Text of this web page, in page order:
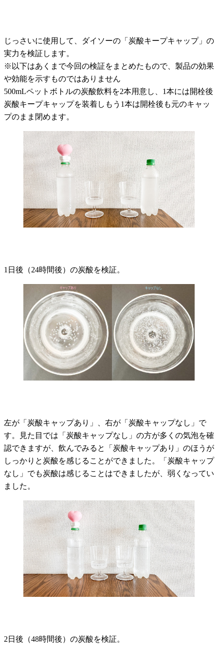
じっさいに使用して、ダイソーの「炭酸キープキャップ」の
実力を検証します。
※以下はあくまで今回の検証をまとめたもので、製品の効果
や効能を示すものではありません
500mLペットボトルの炭酸飲料を2本用意し、1本には開栓後
炭酸キープキャップを装着しもう1本は開栓後も元のキャッ
プのまま閉めます。
1日後（24時間後）の炭酸を検証。
左が「炭酸キャップあり」、右が「炭酸キャップなし」で
す。見た目では「炭酸キャップなし」の方が多くの気泡を確
認できますが、飲んでみると「炭酸キャップあり」のほうが
しっかりと炭酸を感じることができました。「炭酸キャップ
なし」でも炭酸は感じることはできましたが、弱くなってい
ました。
2日後（48時間後）の炭酸を検証。